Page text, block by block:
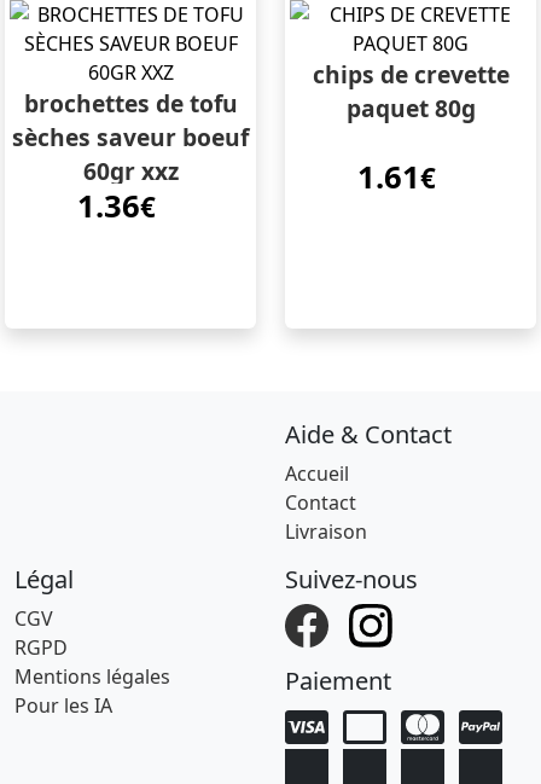
brochettes de tofu
sèches saveur boeuf
60gr xxz
1.36€
chips de crevette
paquet 80g
1.61€
Aide & Contact
Accueil
Contact
Livraison
Légal
CGV
RGPD
Mentions légales
Pour les IA
Suivez-nous
Paiement